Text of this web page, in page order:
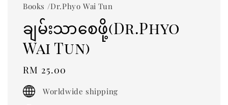
Books /Dr.Phyo Wai Tun
ချမ်းသာစေဖို့(Dr.Phyo
Wai Tun)
Regular
price
RM 25.00
Worldwide shipping